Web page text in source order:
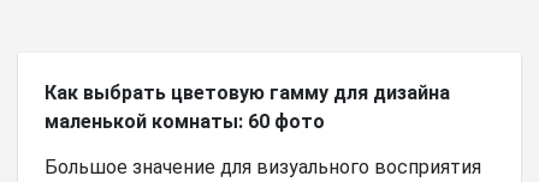
Как выбрать цветовую гамму для дизайна
маленькой комнаты: 60 фото
Большое значение для визуального восприятия